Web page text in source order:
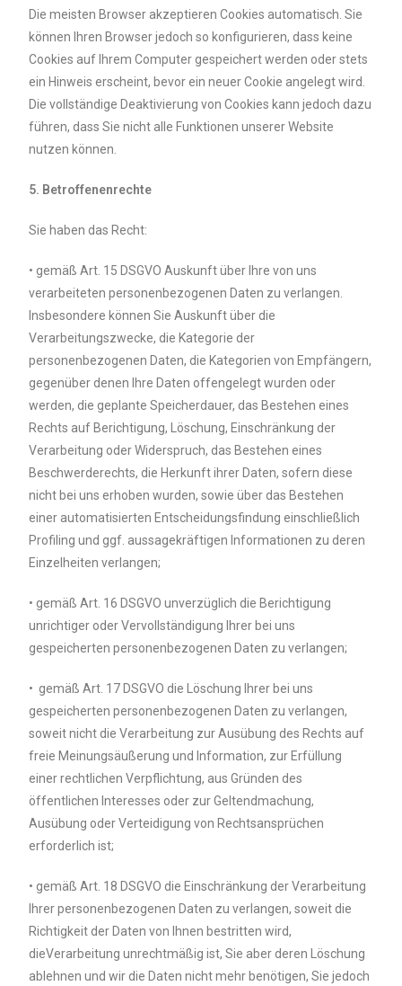
Die meisten Browser akzeptieren Cookies automatisch. Sie
können Ihren Browser jedoch so konfigurieren, dass keine
Cookies auf Ihrem Computer gespeichert werden oder stets
ein Hinweis erscheint, bevor ein neuer Cookie angelegt wird.
Die vollständige Deaktivierung von Cookies kann jedoch dazu
führen, dass Sie nicht alle Funktionen unserer Website
nutzen können.
5. Betroffenenrechte
Sie haben das Recht:
• gemäß Art. 15 DSGVO Auskunft über Ihre von uns
verarbeiteten personenbezogenen Daten zu verlangen.
Insbesondere können Sie Auskunft über die
Verarbeitungszwecke, die Kategorie der
personenbezogenen Daten, die Kategorien von Empfängern,
gegenüber denen Ihre Daten offengelegt wurden oder
werden, die geplante Speicherdauer, das Bestehen eines
Rechts auf Berichtigung, Löschung, Einschränkung der
Verarbeitung oder Widerspruch, das Bestehen eines
Beschwerderechts, die Herkunft ihrer Daten, sofern diese
nicht bei uns erhoben wurden, sowie über das Bestehen
einer automatisierten Entscheidungsfindung einschließlich
Profiling und ggf. aussagekräftigen Informationen zu deren
Einzelheiten verlangen;
• gemäß Art. 16 DSGVO unverzüglich die Berichtigung
unrichtiger oder Vervollständigung Ihrer bei uns
gespeicherten personenbezogenen Daten zu verlangen;
• gemäß Art. 17 DSGVO die Löschung Ihrer bei uns
gespeicherten personenbezogenen Daten zu verlangen,
soweit nicht die Verarbeitung zur Ausübung des Rechts auf
freie Meinungsäußerung und Information, zur Erfüllung
einer rechtlichen Verpflichtung, aus Gründen des
öffentlichen Interesses oder zur Geltendmachung,
Ausübung oder Verteidigung von Rechtsansprüchen
erforderlich ist;
• gemäß Art. 18 DSGVO die Einschränkung der Verarbeitung
Ihrer personenbezogenen Daten zu verlangen, soweit die
Richtigkeit der Daten von Ihnen bestritten wird,
dieVerarbeitung unrechtmäßig ist, Sie aber deren Löschung
ablehnen und wir die Daten nicht mehr benötigen, Sie jedoch